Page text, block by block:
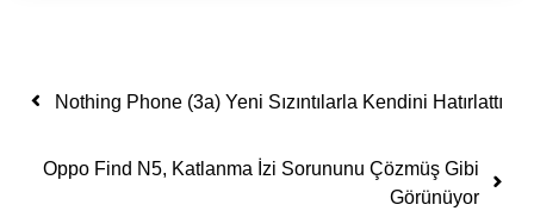
Yazı dolaşımı
Nothing Phone (3a) Yeni Sızıntılarla Kendini Hatırlattı
Oppo Find N5, Katlanma İzi Sorununu Çözmüş Gibi
Görünüyor